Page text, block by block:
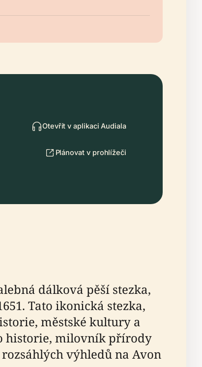
Otevřít v aplikaci Audiala
Plánovat v prohlížeči
dálková pěší stezka,
Tato ikonická stezka,
městské kultury a
historie, milovník přírody
výhledů na Avon